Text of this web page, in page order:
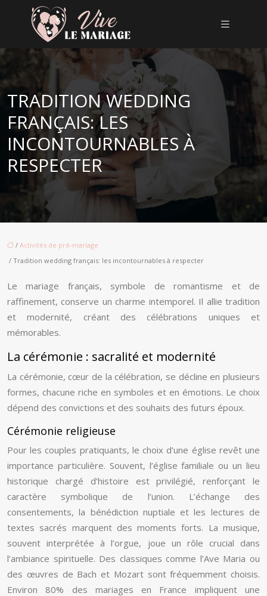
TRADITION WEDDING
FRANÇAIS: LES
INCONTOURNABLES À
RESPECTER
/ Activités de pré-mariage
/ Tradition wedding français: les incontournables à respecter
Le mariage français, symbole de romantisme et de
raffinement, conserve un charme intemporel. Il allie tradition
et modernité, créant des célébrations uniques et
mémorables.
La cérémonie : sacralité et modernité
La cérémonie, cœur de la célébration, se décline en plusieurs
formes, chacune riche en symboles et en émotions. Le choix
dépend des convictions et des souhaits des futurs époux.
Cérémonie religieuse
Pour les couples pratiquants, le choix d’une église revêt une
importance particulière. Souvent, l’église familiale ou un lieu
historique chargé d’histoire est privilégié, renforçant le
caractère symbolique de l’union. L’échange des
consentements, la bénédiction nuptiale et les lectures de
textes sacrés marquent des moments forts. La musique,
souvent interprétée à l’orgue, joue un rôle crucial dans
l’ambiance spirituelle. Des classiques comme l’Ave Maria ou
des œuvres de Bach et Mozart sont fréquemment choisis.
Environ 80% des mariages en France impliquent une